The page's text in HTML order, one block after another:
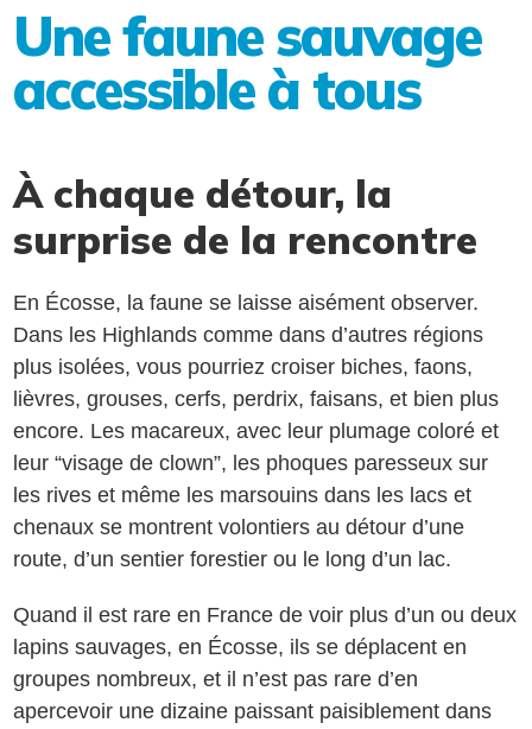
Une faune sauvage
accessible à tous
À chaque détour, la
surprise de la rencontre
En Écosse, la faune se laisse aisément observer.
Dans les Highlands comme dans d’autres régions
plus isolées, vous pourriez croiser biches, faons,
lièvres, grouses, cerfs, perdrix, faisans, et bien plus
encore. Les macareux, avec leur plumage coloré et
leur “visage de clown”, les phoques paresseux sur
les rives et même les marsouins dans les lacs et
chenaux se montrent volontiers au détour d’une
route, d’un sentier forestier ou le long d’un lac.
Quand il est rare en France de voir plus d’un ou deux
lapins sauvages, en Écosse, ils se déplacent en
groupes nombreux, et il n’est pas rare d’en
apercevoir une dizaine paissant paisiblement dans